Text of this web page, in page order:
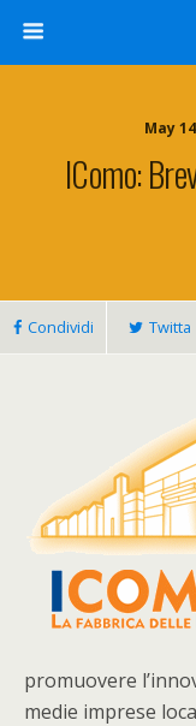
May
IComo:
Condividi Twitta
promuovere
medie imprese